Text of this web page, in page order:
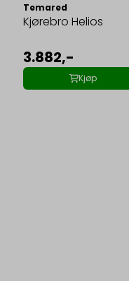
Temared
Kjørebro Helios
3.882,-
Kjøp